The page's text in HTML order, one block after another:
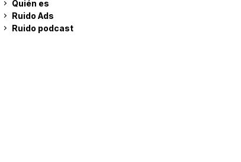
Quién es
Ruido Ads
Ruido podcast